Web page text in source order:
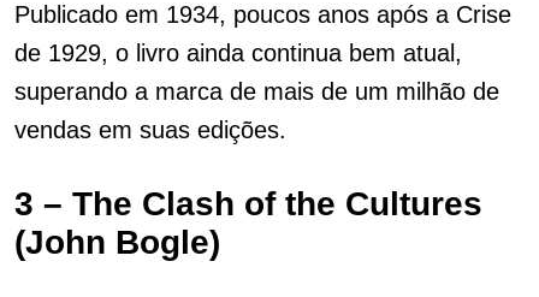
Publicado em 1934, poucos anos após a Crise
de 1929, o livro ainda continua bem atual,
superando a marca de mais de um milhão de
vendas em suas edições.
3 – The Clash of the Cultures
(John Bogle)